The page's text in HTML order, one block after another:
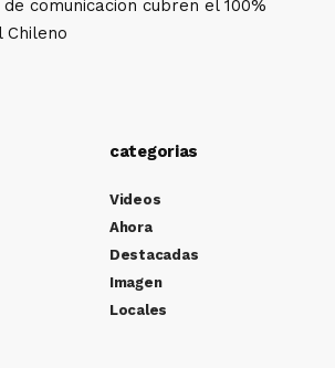
comunicacion cubren el 100%
categorias
Videos
Ahora
Destacadas
Imagen
Locales